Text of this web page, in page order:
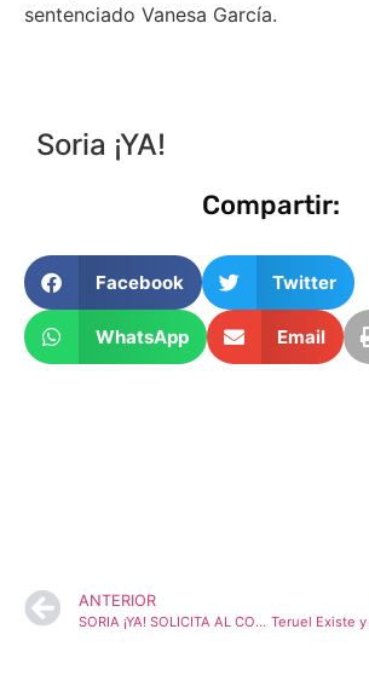
sentenciado Vanesa García.
Soria ¡YA!
Compartir:
Facebook Twitter
WhatsApp Email
ANTERIOR
SORIA ¡YA! SOLICITA AL CONSEJERO DE SANIDAD LA REAPERTURA DE LA FARMACIA DE VILLAR DEL RÍO